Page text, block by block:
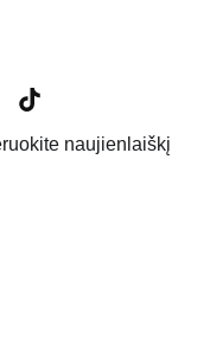
naujienlaiškį